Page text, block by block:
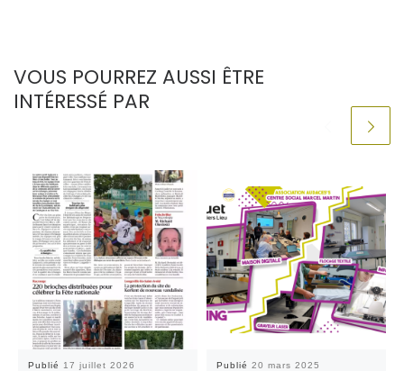
VOUS POURREZ AUSSI ÊTRE
INTÉRESSÉ PAR
Publié 17 juillet 2026 Publié20 mars 2025